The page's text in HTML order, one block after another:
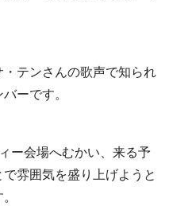
・テンさんの歌声で知られ
ーです。
ー会場へむかい、来る予
雰囲気を盛り上げようと